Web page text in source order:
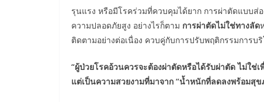
รุนแรง หรือมีโรคร่วมที่ควบคุมได้ยาก การผ่าตัดแบบส่
ความปลอดภัยสูง อย่างไรก็ตาม การผ่าตัดไม่ใช่ทางลัด
ติดตามอย่างต่อเนื่อง ควบคู่กับการปรับพฤติกรรมการบ
“ผู้ป่วยโรคอ้วนควรจะต้องผ่าตัดหรือได้รับผ่าตัด ไม่ใช่เ
แต่เป็นความสวยงามที่มาจาก “น้ำหนักที่ลดลงพร้อมสุ